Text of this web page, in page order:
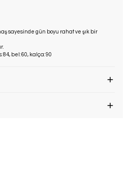
sayesinde gün boyu rahat ve şık bir
84, bel: 60, kalça: 90